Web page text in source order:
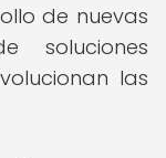
de nuevas
soluciones
las